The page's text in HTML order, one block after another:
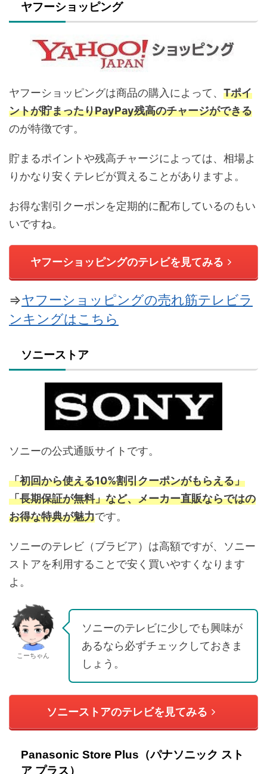
ヤフーショッピング
ヤフーショッピングは商品の購入によって、 Tポイ
ントが貯まったりPayPay残高のチャージができる
のが特徴です。
貯まるポイントや残高チャージによっては、相場よ
りかなり安くテレビが買えることがありますよ。
お得な割引クーポンを定期的に配布しているのもい
いですね。
ヤフーショッピングのテレビを見てみる
⇒ヤフーショッピングの売れ筋テレビラ
ンキングはこちら
ソニーストア
ソニーの公式通販サイトです。
「初回から使える10%割引クーポンがもらえる」
「長期保証が無料」など、メーカー直販ならではの
お得な特典が魅力です。
ソニーのテレビ（ブラビア）は高額ですが、ソニー
ストアを利用することで安く買いやすくなります
よ。
こーちゃん
ソニーのテレビに少しでも興味が
あるなら必ずチェックしておきま
しょう。
ソニーストアのテレビを見てみる
Panasonic Store Plus（パナソニック スト
ア プラス）